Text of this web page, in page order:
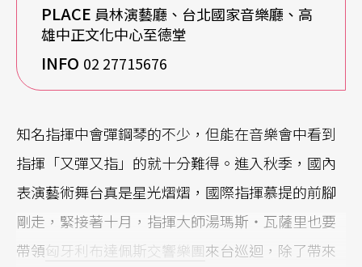
PLACE 員林演藝廳、台北國家音樂廳、高
雄中正文化中心至德堂
INFO 02 27715676
知名指揮中會彈鋼琴的不少，但能在音樂會中看到
指揮「又彈又指」的就十分難得。進入秋季，國內
表演藝術舞台真是星光熠熠，國際指揮慕提的前腳
剛走，緊接著十月，指揮大師湯瑪斯‧瓦薩里也要
帶領匈牙利布達佩斯交響樂團來台巡迴，除了帶來